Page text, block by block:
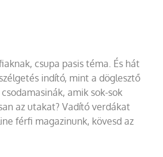
csupa pasis téma. És hát
indító, mint a döglesztő
amik sok-sok
az utakat? Vadító verdákat
férfi magazinunk, kövesd az